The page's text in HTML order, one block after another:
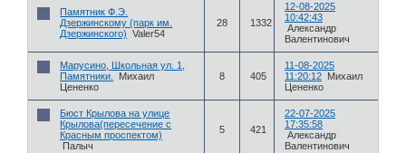
Памятник Ф.Э.
Дзержинскому (парк им.
Дзержинского)
Valer54
28 1332
12-08-2025
10:42:43
Александр
Валентинович
Марусино, Школьная ул. 1,
Памятники.
Михаил
Цененко
8 405
11-08-2025
11:20:12 Михаил
Цененко
Бюст Крылова на улице
Крылова(пересечение с
Красным проспектом)
Палыч
5 421
22-07-2025
17:35:58
Александр
Валентинович